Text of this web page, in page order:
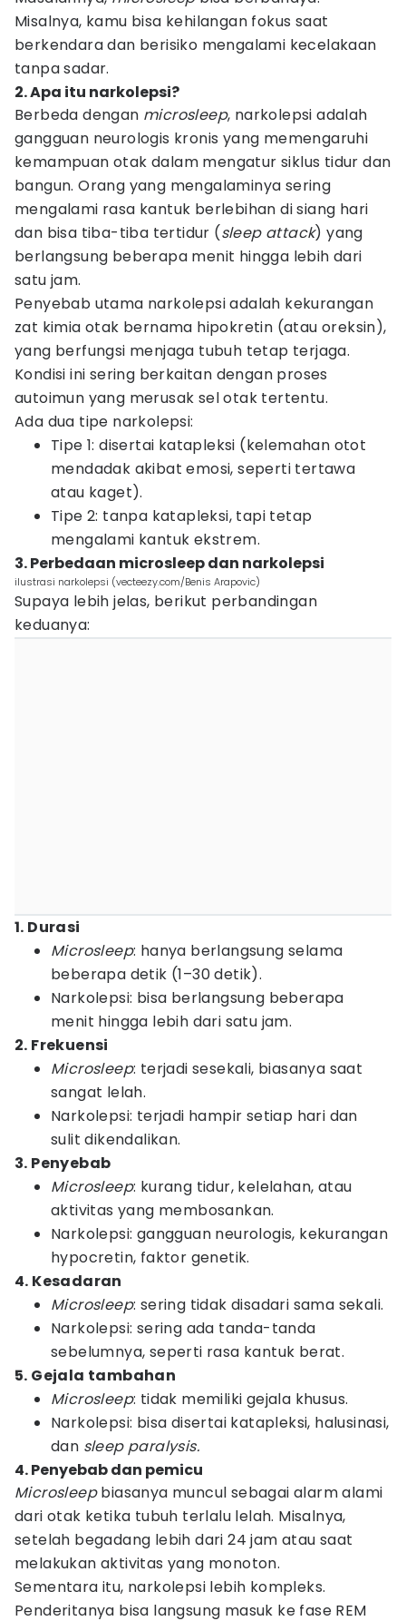
Misalnya, kamu bisa kehilangan fokus saat
berkendara dan berisiko mengalami kecelakaan
tanpa sadar.
2. Apa itu narkolepsi?
Berbeda dengan microsleep, narkolepsi adalah
gangguan neurologis kronis yang memengaruhi
kemampuan otak dalam mengatur siklus tidur dan
bangun. Orang yang mengalaminya sering
mengalami rasa kantuk berlebihan di siang hari
dan bisa tiba-tiba tertidur (sleep attack) yang
berlangsung beberapa menit hingga lebih dari
satu jam.
Penyebab utama narkolepsi adalah kekurangan
zat kimia otak bernama hipokretin (atau oreksin),
yang berfungsi menjaga tubuh tetap terjaga.
Kondisi ini sering berkaitan dengan proses
autoimun yang merusak sel otak tertentu.
Ada dua tipe narkolepsi:
Tipe 1: disertai katapleksi (kelemahan otot
mendadak akibat emosi, seperti tertawa
atau kaget).
Tipe 2: tanpa katapleksi, tapi tetap
mengalami kantuk ekstrem.
3. Perbedaan microsleep dan narkolepsi
ilustrasi narkolepsi (vecteezy.com/Benis Arapovic)
Supaya lebih jelas, berikut perbandingan
keduanya:
1. Durasi
Microsleep: hanya berlangsung selama
beberapa detik (1–30 detik).
Narkolepsi: bisa berlangsung beberapa
menit hingga lebih dari satu jam.
2. Frekuensi
Microsleep: terjadi sesekali, biasanya saat
sangat lelah.
Narkolepsi: terjadi hampir setiap hari dan
sulit dikendalikan.
3. Penyebab
Microsleep: kurang tidur, kelelahan, atau
aktivitas yang membosankan.
Narkolepsi: gangguan neurologis, kekurangan
hypocretin, faktor genetik.
4. Kesadaran
Microsleep: sering tidak disadari sama sekali.
Narkolepsi: sering ada tanda-tanda
sebelumnya, seperti rasa kantuk berat.
5. Gejala tambahan
Microsleep: tidak memiliki gejala khusus.
Narkolepsi: bisa disertai katapleksi, halusinasi,
dan sleep paralysis.
4. Penyebab dan pemicu
Microsleepbiasanya muncul sebagai alarm alami
dari otak ketika tubuh terlalu lelah. Misalnya,
setelah begadang lebih dari 24 jam atau saat
melakukan aktivitas yang monoton.
Sementara itu, narkolepsi lebih kompleks.
Penderitanya bisa langsung masuk ke fase REM